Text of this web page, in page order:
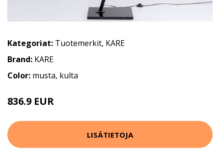
Kategoriat: Tuotemerkit, KARE
Brand: KARE
Color: musta, kulta
836.9 EUR
LISÄTIETOJA